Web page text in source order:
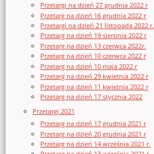
Przetargi na dzień 27 grudnia 2022 r
Przetarg na dzień 16 grudnia 2022 r
Przetargi na dzień 21 listopada 2022 r.
Przetarg na dzień 19 sierpnia 2022 r
Przetarg na dzień 13 czerwca 2022r.
Przetarg na dzień 10 czerwca 2022 r
Przetarg na dzień 10 maja 2022 r
Przetarg na dzień 29 kwietnia 2022 r
Przetarg na dzień 11 kwietnia 2022 r
Przetarg na dzień 17 stycznia 2022
Przetargi 2021
Przetarg na dzień 17 grudnia 2021 r
Przetarg na dzień 20 grudnia 2021 r
Przetarg na dzień 14 września 2021 r.